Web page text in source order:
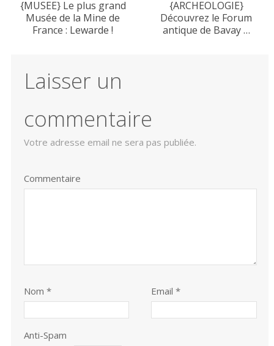
{MUSEE} Le plus grand
Musée de la Mine de
France : Lewarde !
{ARCHEOLOGIE}
Découvrez le Forum
antique de Bavay …
Laisser un
commentaire
Votre adresse email ne sera pas publiée.
Commentaire
Nom * Email *
Anti-Spam